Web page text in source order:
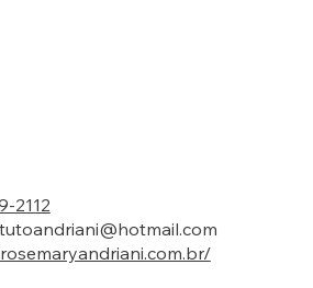
2112